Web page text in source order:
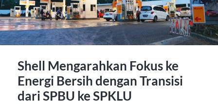
Shell Mengarahkan Fokus ke
Energi Bersih dengan Transisi
dari SPBU ke SPKLU